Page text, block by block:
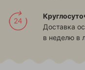
Доставка
в неделю в